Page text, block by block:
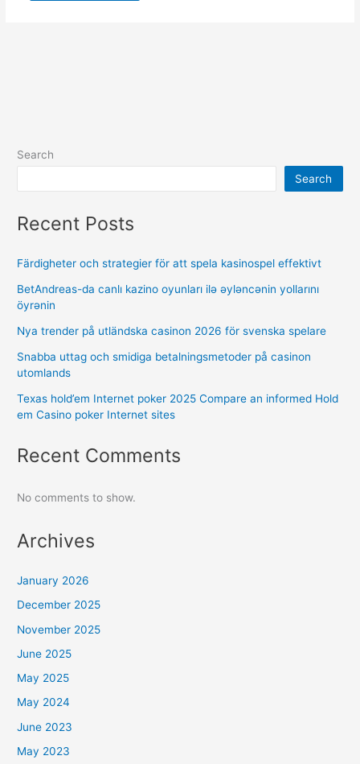
Search
Search
Recent Posts
Färdigheter och strategier för att spela kasinospel effektivt
BetAndreas-da canlı kazino oyunları ilə əyləncənin yollarını
öyrənin
Nya trender på utländska casinon 2026 för svenska spelare
Snabba uttag och smidiga betalningsmetoder på casinon
utomlands
Texas hold’em Internet poker 2025 Compare an informed Hold
em Casino poker Internet sites
Recent Comments
No comments to show.
Archives
January 2026
December 2025
November 2025
June 2025
May 2025
May 2024
June 2023
May 2023